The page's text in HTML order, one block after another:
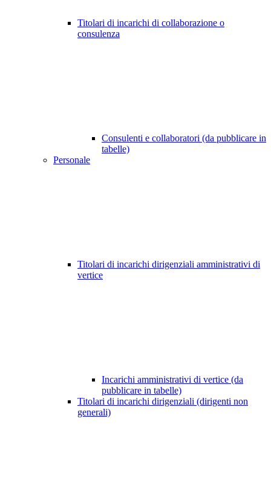
Titolari di incarichi di collaborazione o
consulenza
Consulenti e collaboratori (da pubblicare in
tabelle)
Personale
Titolari di incarichi dirigenziali amministrativi di
vertice
Incarichi amministrativi di vertice (da
pubblicare in tabelle)
Titolari di incarichi dirigenziali (dirigenti non
generali)